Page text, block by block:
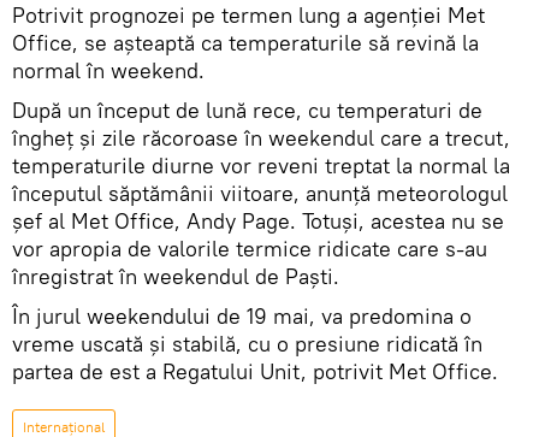
Potrivit prognozei pe termen lung a agenţiei Met
Office, se așteaptă ca temperaturile să revină la
normal în weekend.
După un început de lună rece, cu temperaturi de
îngheț și zile răcoroase în weekendul care a trecut,
temperaturile diurne vor reveni treptat la normal la
începutul săptămânii viitoare, anunţă meteorologul
șef al Met Office, Andy Page. Totuşi, acestea nu se
vor apropia de valorile termice ridicate care s-au
înregistrat în weekendul de Paști.
În jurul weekendului de 19 mai, va predomina o
vreme uscată și stabilă, cu o presiune ridicată în
partea de est a Regatului Unit, potrivit Met Office.
Internaţional